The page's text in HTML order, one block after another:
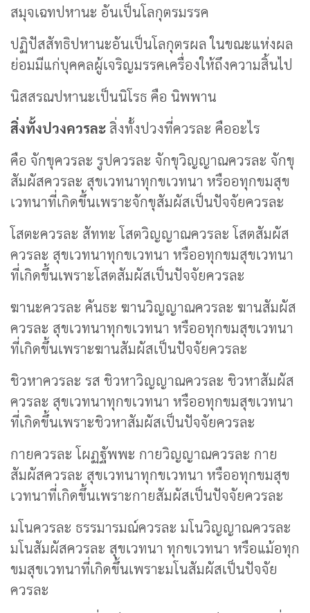
สมุจเฉทปหานะ อันเป็นโลกุตรมรรค
ปฏิปัสสัทธิปหานะอันเป็นโลกุตรผล ในขณะแห่งผล
ย่อมมีแก่บุคคลผู้เจริญมรรคเครื่องให้ถึงความสิ้นไป
นิสสรณปหานะเป็นนิโรธ คือ นิพพาน
สิ่งทั้งปวงควรละ สิ่งทั้งปวงที่ควรละ คืออะไร
คือ จักขุควรละ รูปควรละ จักขุวิญญาณควรละ จักขุ
สัมผัสควรละ สุขเวทนาทุกขเวทนา หรืออทุกขมสุข
เวทนาที่เกิดขึ้นเพราะจักขุสัมผัสเป็นปัจจัยควรละ
โสตะควรละ สัททะ โสตวิญญาณควรละ โสตสัมผัส
ควรละ สุขเวทนาทุกขเวทนา หรืออทุกขมสุขเวทนา
ที่เกิดขึ้นเพราะโสตสัมผัสเป็นปัจจัยควรละ
ฆานะควรละ คันธะ ฆานวิญญาณควรละ ฆานสัมผัส
ควรละ สุขเวทนาทุกขเวทนา หรืออทุกขมสุขเวทนา
ที่เกิดขึ้นเพราะฆานสัมผัสเป็นปัจจัยควรละ
ชิวหาควรละ รส ชิวหาวิญญาณควรละ ชิวหาสัมผัส
ควรละ สุขเวทนาทุกขเวทนา หรืออทุกขมสุขเวทนา
ที่เกิดขึ้นเพราะชิวหาสัมผัสเป็นปัจจัยควรละ
กายควรละ โผฏฐัพพะ กายวิญญาณควรละ กาย
สัมผัสควรละ สุขเวทนาทุกขเวทนา หรืออทุกขมสุข
เวทนาที่เกิดขึ้นเพราะกายสัมผัสเป็นปัจจัยควรละ
มโนควรละ ธรรมารมณ์ควรละ มโนวิญญาณควรละ
มโนสัมผัสควรละ สุขเวทนา ทุกขเวทนา หรือแม้อทุก
ขมสุขเวทนาที่เกิดขึ้นเพราะมโนสัมผัสเป็นปัจจัย
ควรละ